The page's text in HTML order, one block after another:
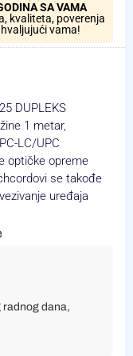
SA VAMA
kvaliteta, poverenja
vama!
DUPLEKS
1 metar,
LC/UPC
optičke opreme
se takođe
uređaja
radnog dana,